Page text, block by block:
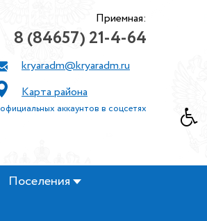
Приемная:
8 (84657) 21-4-64
kryaradm@kryaradm.ru
Карта района
аккаунтов в соцсетях
Поселения